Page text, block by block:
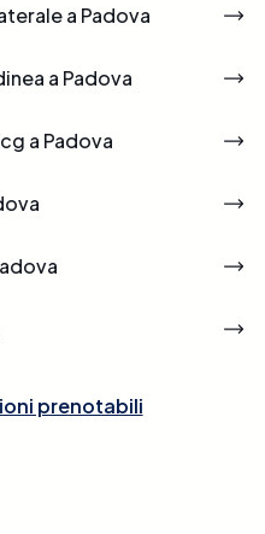
a Padova
a Padova
a Padova
prenotabili